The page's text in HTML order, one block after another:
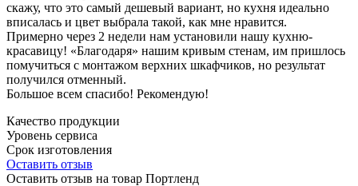
скажу, что это самый дешевый вариант, но кухня идеально
вписалась и цвет выбрала такой, как мне нравится.
Примерно через 2 недели нам установили нашу кухню-
красавицу! «Благодаря» нашим кривым стенам, им пришлось
помучиться с монтажом верхних шкафчиков, но результат
получился отменный.
Большое всем спасибо! Рекомендую!
Качество продукции
Уровень сервиса
Срок изготовления
Оставить отзыв
Оставить отзыв на товар Портленд